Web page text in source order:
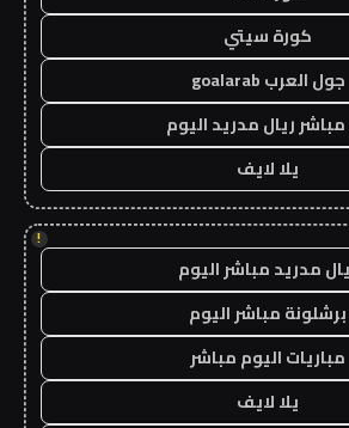
كورة سيتي
جول العرب goalarab
ريال مدريد اليوم
يلا لايف
!
مدريد مباشر اليوم
برشلونة مباشر اليوم
مباريات اليوم مباشر
يلا لايف